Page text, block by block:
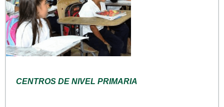
CENTROS DE NIVEL PRIMARIA